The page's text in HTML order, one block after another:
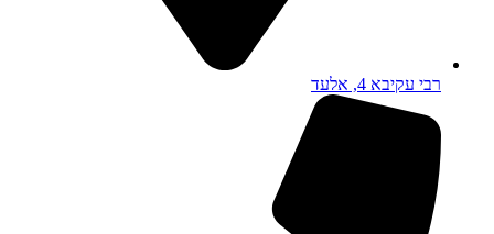
רבי עקיבא 4, אלעד